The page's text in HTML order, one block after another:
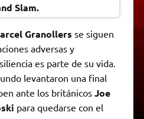
Slam.
Granollers se siguen
adversas y
es parte de su vida.
levantaron una final
ante los británicosJoe
para quedarse con el